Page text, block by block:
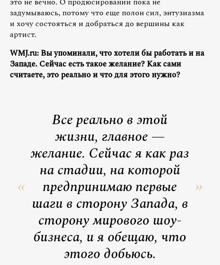
задумываюсь, потому что еще полон сил, энтузиазма
и хочу состояться и добраться до вершины как
артист.
WMJ.ru: Вы упоминали, что хотели бы работать и на
Западе. Сейчас есть такое желание? Как сами
считаете, это реально и что для этого нужно?
Все реально в этой
жизни, главное —
желание. Сейчас я как раз
на стадии, на которой
предпринимаю первые
шаги в сторону Запада, в
сторону мирового шоу-
бизнеса, и я обещаю, что
этого добьюсь.